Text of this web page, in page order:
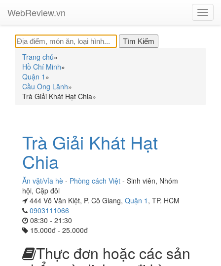
WebReview.vn
Trang chủ»
Hồ Chí Minh»
Quận 1 »
Cầu Ông Lãnh»
Trà Giải Khát Hạt Chia»
Trà Giải Khát Hạt
Chia
Ăn vặt/vỉa hè - Phòng cách Việt - Sinh viên, Nhóm
hội, Cặp đôi
444 Võ Văn Kiệt, P. Cô Giang, Quận 1 , TP. HCM
0903111066
08:30 - 21:30
15.000đ - 25.000đ
Thực đơn hoặc các sản